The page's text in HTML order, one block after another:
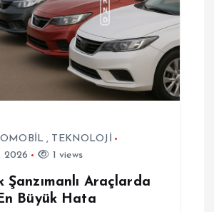
, TEKNOLOJİ
2026
1 views
Şanzımanlı Araçlarda
Büyük Hata